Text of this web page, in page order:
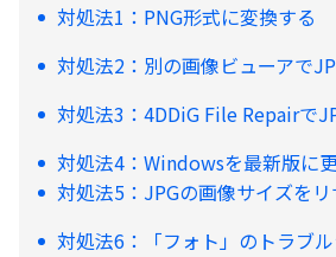
対処法1：PNG形式に変換する
対処法2：別の画像ビューアで
対処法3：4DDiG File Repairで
対処法4：Windowsを最新版に
対処法5：JPGの画像サイズを
対処法6：「フォト」のトラブ